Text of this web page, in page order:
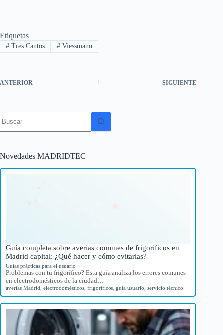
Etiquetas
#Tres Cantos #Viessmann
ANTERIOR SIGUIENTE
resultados
Novedades MADRIDTEC
Guía completa sobre averías comunes de frigoríficos en
Madrid capital: ¿Qué hacer y cómo evitarlas?
Guías prácticas para el usuario
Problemas con tu frigorífico? Esta guía analiza los errores comunes
en electrodomésticos de la ciudad…
averías Madrid electrodomésticos frigoríficos guía usuario servicio técnico